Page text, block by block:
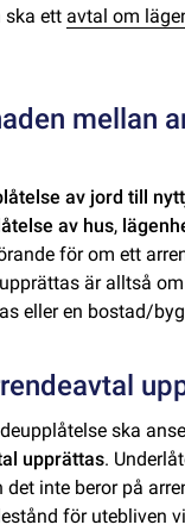
ska ett avtal om
mellan
av jord till
av hus,
för om ett
är alltså
eller en bostad/
ska
upprättas.
inte beror på
för utebliven